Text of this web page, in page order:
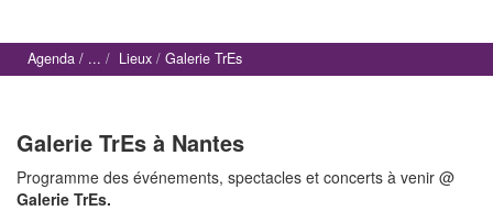
Agenda Lieux Galerie TrEs
Galerie TrEs à Nantes
Programme des événements, spectacles et concerts à venir @
Galerie TrEs.